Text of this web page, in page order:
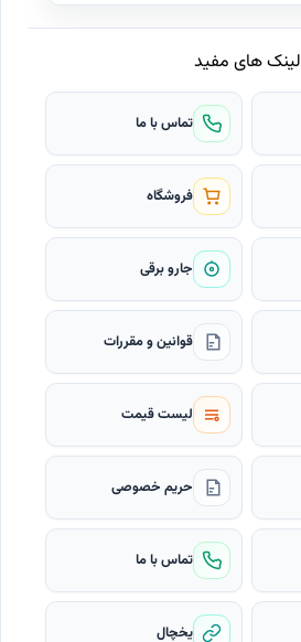
لینک های مفید
تماس با ما
فروشگاه
جارو برقی
قوانین و مقررات
لیست قیمت
حریم خصوصی
تماس با ما
یخچال